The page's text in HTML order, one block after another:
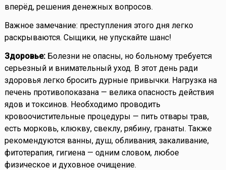
вперёд, решения денежных вопросов.
Важное замечание: преступления этого дня легко
раскрываются. Сыщики, не упускайте шанс!
Здоровье:Болезни не опасны, но больному требуется
серьезный и внимательный уход. В этот день ради
здоровья легко бросить дурные привычки. Нагрузка на
печень противопоказана — велика опасность действия
ядов и токсинов. Необходимо проводить
кровоочистительные процедуры — пить отвары трав,
есть морковь, клюкву, свеклу, рябину, гранаты. Также
рекомендуются ванны, душ, обливания, закаливание,
фитотерапия, гигиена — одним словом, любое
физическое и духовное очищение.